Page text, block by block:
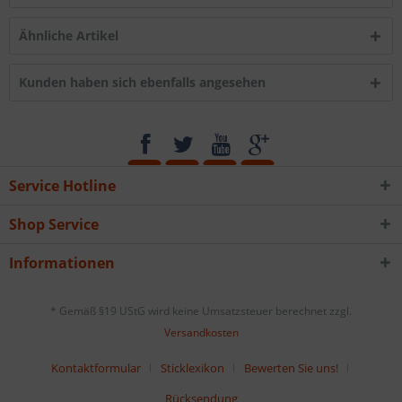
Ähnliche Artikel
Kunden haben sich ebenfalls angesehen
Service Hotline
Shop Service
Informationen
* Gemäß §19 UStG wird keine Umsatzsteuer berechnet zzgl.
Versandkosten
Kontaktformular Sticklexikon
Bewerten Sie uns!
Rücksendung